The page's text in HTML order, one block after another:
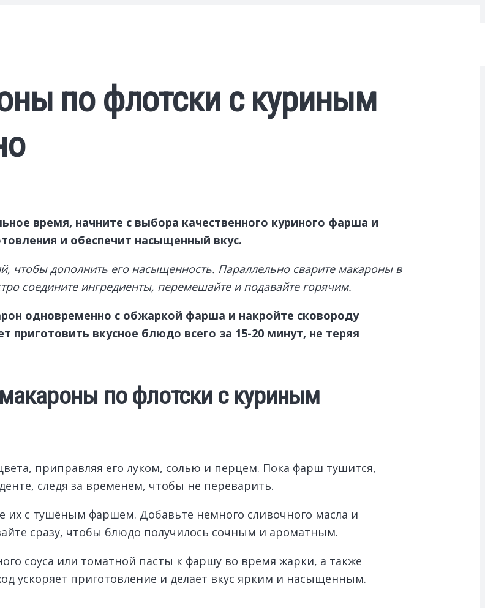
по флотски с куриным
время, начните с выбора качественного куриного фарша и
и обеспечит насыщенный вкус.
чтобы дополнить его насыщенность. Параллельно сварите макароны в
соедините ингредиенты, перемешайте и подавайте горячим.
одновременно с обжаркой фарша и накройте сковороду
вкусное блюдо всего за 15-20 минут, не теряя
по флотски с куриным
приправляя его луком, солью и перцем. Пока фарш тушится,
следя за временем, чтобы не переварить.
их с тушёным фаршем. Добавьте немного сливочного масла и
сразу, чтобы блюдо получилось сочным и ароматным.
соуса или томатной пасты к фаршу во время жарки, а также
ускоряет приготовление и делает вкус ярким и насыщенным.